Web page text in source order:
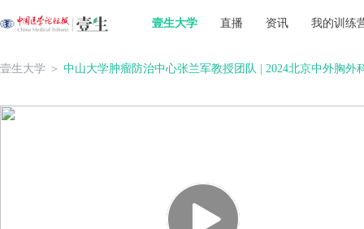
壹生大学 直播 资讯 我的训练
壹生大学 ＞ 中山大学肿瘤防治中心张兰军教授团队 | 2024北京中外胸外